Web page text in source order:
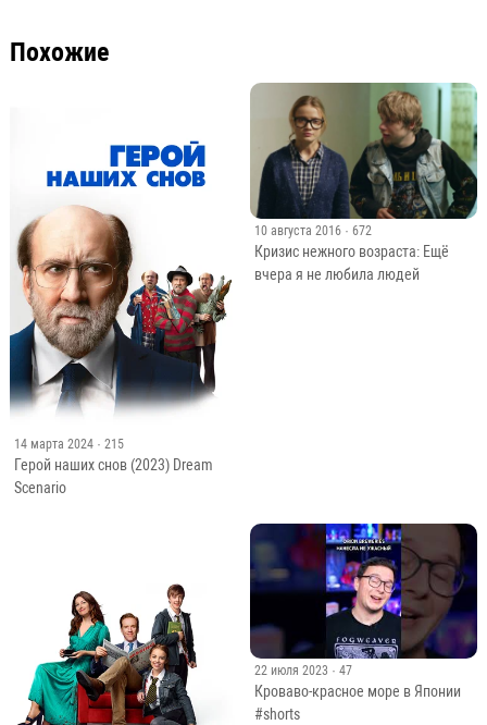
Похожие
14 марта 2024 · 215
Герой наших снов (2023) Dream
Scenario
10 августа 2016 · 672
Кризис нежного возраста: Ещё
вчера я не любила людей
22 июля 2023 · 47
Кроваво-красное море в Японии
#shorts